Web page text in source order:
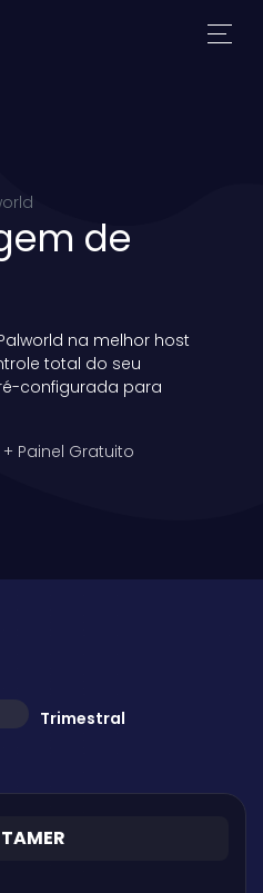
de
na melhor host
total do seu
configurada para
+ Painel Gratuito
Trimestral